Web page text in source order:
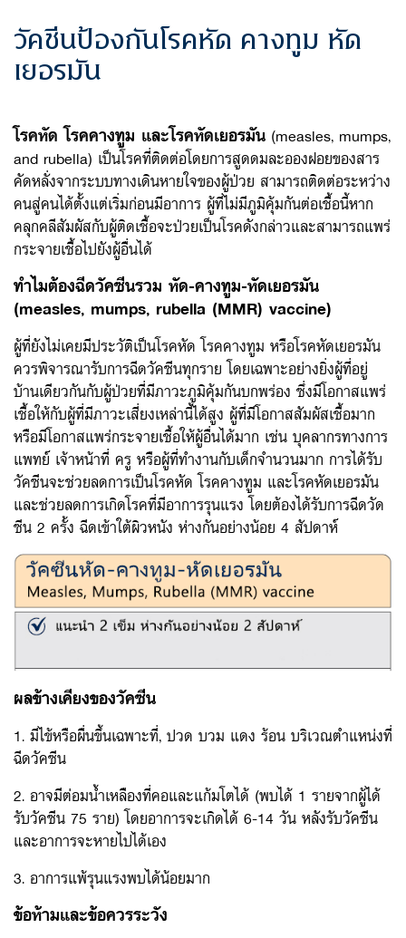
วัคซีนป้องกันโรคหัด คางทูม หัด
เยอรมัน
โรคหัด โรคคางทูม และโรคหัดเยอรมัน (measles, mumps,
and rubella) เป็นโรคที่ติดต่อโดยการสูดดมละอองฝอยของสาร
คัดหลั่งจากระบบทางเดินหายใจของผู้ป่วย สามารถติดต่อระหว่าง
คนสู่คนได้ตั้งแต่เริ่มก่อนมีอาการ ผู้ที่ไม่มีภูมิคุ้มกันต่อเชื้อนี้หาก
คลุกคลีสัมผัสกับผู้ติดเชื้อจะป่วยเป็นโรคดังกล่าวและสามารถแพร่
กระจายเชื้อไปยังผู้อื่นได้
ทำไมต้องฉีดวัคซีนรวม หัด-คางทูม-หัดเยอรมัน
(measles, mumps, rubella (MMR) vaccine)
ผู้ที่ยังไม่เคยมีประวัติเป็นโรคหัด โรคคางทูม หรือโรคหัดเยอรมัน
ควรพิจารณารับการฉีดวัคซีนทุกราย โดยเฉพาะอย่างยิ่งผู้ที่อยู่
บ้านเดียวกันกับผู้ป่วยที่มีภาวะภูมิคุ้มกันบกพร่อง ซึ่งมีโอกาสแพร่
เชื้อให้กับผู้ที่มีภาวะเสี่ยงเหล่านี้ได้สูง ผู้ที่มีโอกาสสัมผัสเชื้อมาก
หรือมีโอกาสแพร่กระจายเชื้อให้ผู้อื่นได้มาก เช่น บุคลากรทางการ
แพทย์ เจ้าหน้าที่ ครู หรือผู้ที่ทำงานกับเด็กจำนวนมาก การได้รับ
วัคซีนจะช่วยลดการเป็นโรคหัด โรคคางทูม และโรคหัดเยอรมัน
และช่วยลดการเกิดโรคที่มีอาการรุนแรง โดยต้องได้รับการฉีดวัด
ซีน 2 ครั้ง ฉีดเข้าใต้ผิวหนัง ห่างกันอย่างน้อย 4 สัปดาห์
ผลข้างเคียงของวัคซีน
1. มีไข้หรือผื่นขึ้นเฉพาะที่, ปวด บวม แดง ร้อน บริเวณตำแหน่งที่
ฉีดวัคซีน
2. อาจมีต่อมน้ำเหลืองที่คอและแก้มโตได้ (พบได้ 1 รายจากผู้ได้
รับวัคซีน 75 ราย) โดยอาการจะเกิดได้ 6-14 วัน หลังรับวัคซีน
และอาการจะหายไปได้เอง
3. อาการแพ้รุนแรงพบได้น้อยมาก
ข้อห้ามและข้อควรระวัง